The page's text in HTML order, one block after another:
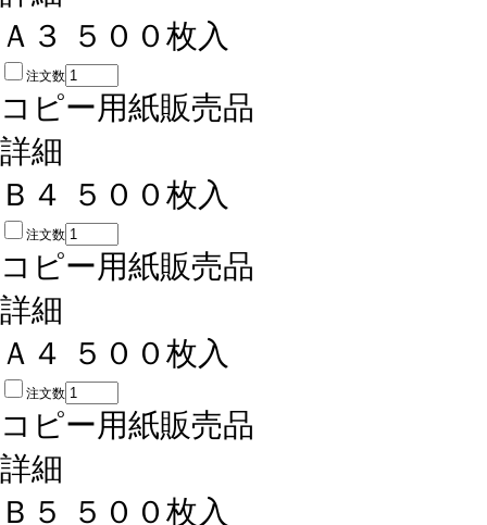
Ａ３ ５００枚入
注文数
コピー用紙販売品
詳細
Ｂ４ ５００枚入
注文数
コピー用紙販売品
詳細
Ａ４ ５００枚入
注文数
コピー用紙販売品
詳細
Ｂ５ ５００枚入